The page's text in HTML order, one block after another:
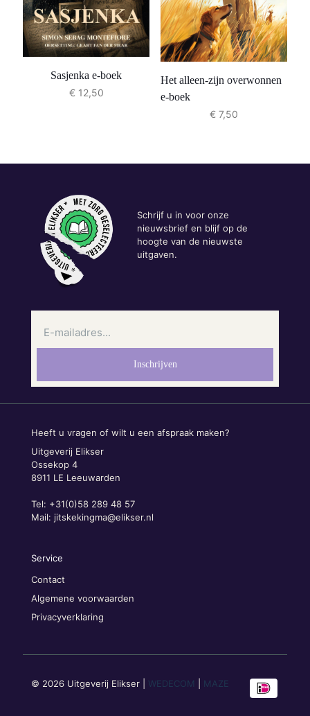
Sasjenka e-boek
€12,50
Het alleen-zijn overwonnen
e-boek
€7,50
Schrijf u in voor onze
nieuwsbrief en blijf op de
hoogte van de nieuwste
uitgaven.
Heeft u vragen of wilt u een afspraak maken?
Uitgeverij Elikser
Ossekop 4
8911 LE Leeuwarden
Tel: +31(0)58 289 48 57
Mail: jitskekingma@elikser.nl
Service
Contact
Algemene voorwaarden
Privacyverklaring
© 2026 Uitgeverij Elikser | WEDECOM MAZE